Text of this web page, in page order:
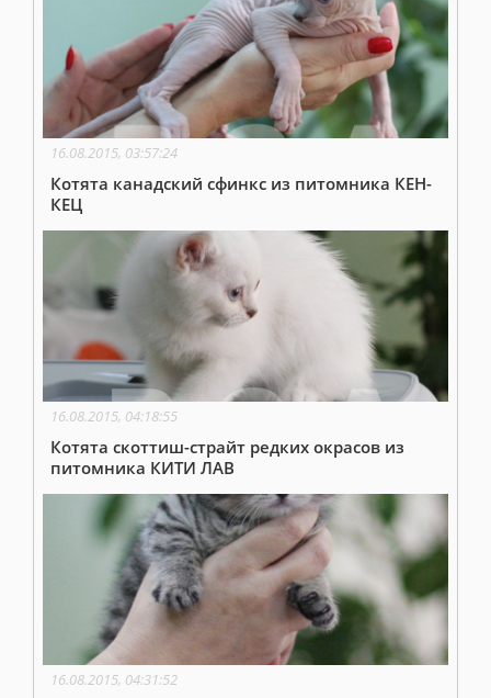
16.08.2015, 03:57:24
Котята канадский сфинкс из питомника КЕН-
КЕЦ
16.08.2015, 04:18:55
Котята скоттиш-страйт редких окрасов из
питомника КИТИ ЛАВ
16.08.2015, 04:31:52